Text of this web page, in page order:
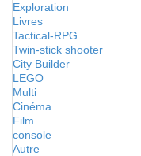
Exploration
Livres
Tactical-RPG
Twin-stick shooter
City Builder
LEGO
Multi
Cinéma
Film
console
Autre